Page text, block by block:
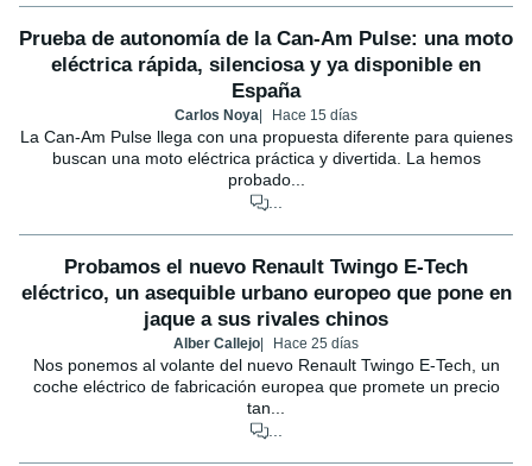
Prueba de autonomía de la Can-Am Pulse: una moto
eléctrica rápida, silenciosa y ya disponible en
España
Carlos Noya Hace 15 días
La Can-Am Pulse llega con una propuesta diferente para quienes
buscan una moto eléctrica práctica y divertida. La hemos
probado...
...
Probamos el nuevo Renault Twingo E-Tech
eléctrico, un asequible urbano europeo que pone en
jaque a sus rivales chinos
Alber Callejo Hace 25 días
Nos ponemos al volante del nuevo Renault Twingo E-Tech, un
coche eléctrico de fabricación europea que promete un precio
tan...
...